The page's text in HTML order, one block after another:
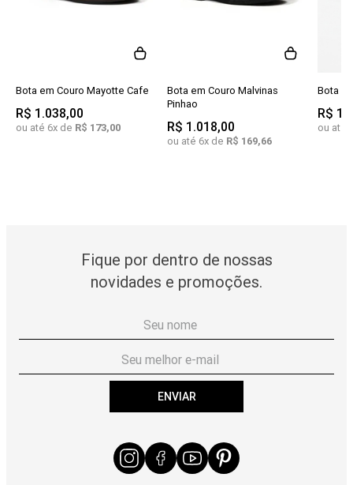
Bota em Couro Mayotte Cafe
R$ 1 .038,00
ou até 6x de R$ 173,00
Bota em Couro Malvinas
Pinhao
R$ 1 .018,00
ou até 6x de R$ 169,66
Bota
R$ 1
ou até
Fique por dentro de nossas
novidades e promoções.
ENVIAR